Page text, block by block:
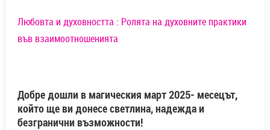
Любовта и духовността : Ролята на духовните практики
във взаимоотношенията
Добре дошли в магическия март 2025- месецът,
който ще ви донесе светлина, надежда и
безгранични възможности!